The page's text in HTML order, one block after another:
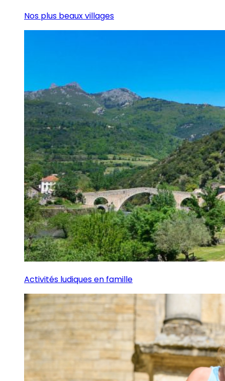
Nos plus beaux villages
Activités ludiques en famille